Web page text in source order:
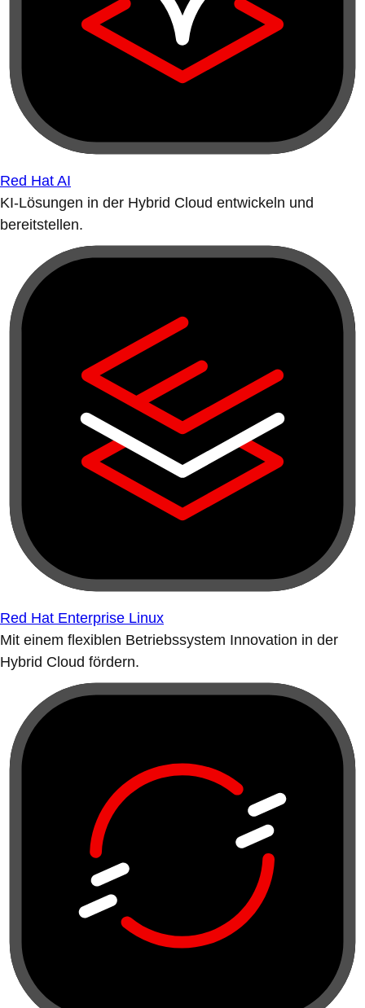
Red Hat AI
KI-Lösungen in der Hybrid Cloud entwickeln und
bereitstellen.
Red Hat Enterprise Linux
Mit einem flexiblen Betriebssystem Innovation in der
Hybrid Cloud fördern.